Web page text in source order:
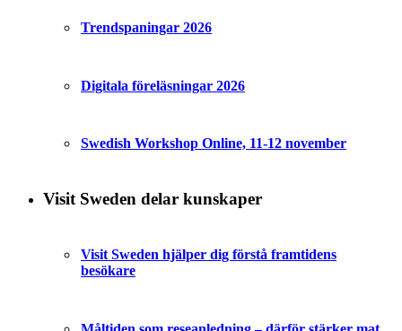
Trendspaningar 2026
Digitala föreläsningar 2026
Swedish Workshop Online, 11-12 november
Visit Sweden delar kunskaper
Visit Sweden hjälper dig förstå framtidens
besökare